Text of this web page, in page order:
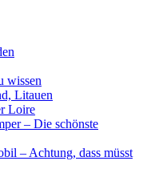
wissen
Litauen
Loire
– Die schönste
– Achtung, dass müsst